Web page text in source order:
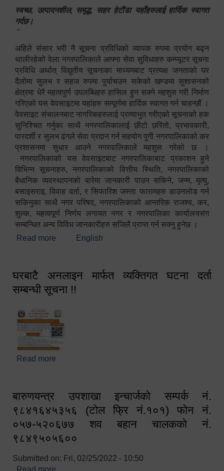
स्वच्छ, उत्पादनशील, समृद्ध, सहर हेटौंडा यहाँहरुलाई हार्दिक स्वागत
गर्दछ।
"
अहिले संसार भरी नै सूचना प्रविधिको व्यापक रुपमा प्रयोग बढ्न
थालीरहेको वेला नगरपालिकाले आफ्ना सेवा सुविधाहरु कम्प्यूटर सूचना
प्रविधि अर्थात् विद्युतीय सूचनाका माध्यमबाट प्रत्यक्ष जनताको घर
दैलोमा सुलभ र सहज रुपमा पुर्याचउन सकेको खण्डमा सुशासनको
क्षेत्रमा धेरै महत्वपुर्ण उपलब्धिहरु हासिल हुन सक्ने महशुस गरी निर्माण
गरिएको यस वेवसाइटमा यहांहरु सम्पूर्णमा हार्दिक स्वागत गर्न चाहन्छौं ।
वेवसाइट संचालनबाट नागरिकहरुलाई प्रत्याभुत गरीएको सूचनाको हक
सुनिश्चित गर्नुका साथै नगरपालिकालाई छीटो छरितो, प्रभावकारी,
पारदर्शी र सुलभ ढंगले सेवा प्रदान गर्न सहयोग पुगी नगरपालिकाको कर
प्रशासनमा सुधार आउने नगरपालिकाले महशुस गरेको छ ।
नगरपालिकाको यस वेवसाइटबाट नगरपालिकाबाट प्रकाशन हुने
विभिन्न सूचनाहरु, नगरपालिकाको वित्तीय स्थिति, नगरपालिकाको
बैधानिक व्यवस्थापनको बारेमा जानकारी पाउन सकिने, जन्म, मृत्यु,
बसाइसराइ, विवाह दर्ता, र सिफारिश जस्ता फारामहरु डाउनलोड गर्न
सकिनुका साथै नगर परिषद, नगरपालिकाको आन्तरिक राजश्व, कर,
शुल्क, महत्वपूर्ण निर्णय लगायत नगर र नगरपालिका कार्यालयसंग
सम्बन्धित अन्य विविध जानकारीहरु सजिलै प्राप्त गर्न सक्नु हुनेछ ।
Read more about स्वागतम!!!
English
घरबाटै अनलाइन मार्फत व्यक्तिगत घटना दर्ता
सम्बन्धी सूचना !!
Read more
बारुणयन्त्र उपशाखा इन्चार्जको सम्पर्क नं.
९८४१६४५३५६ (टोल फ्रि नं.१०१) फोन नं.
०५७-५२०६७७ शव बहान चालकको नं.
९८४९५०५६००
Submitted on: Fri, 02/25/2022 - 10:50